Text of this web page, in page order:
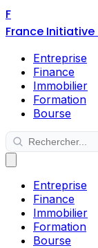
F
France Initiative
Entreprise
Finance
Immobilier
Formation
Bourse
Entreprise
Finance
Immobilier
Formation
Bourse